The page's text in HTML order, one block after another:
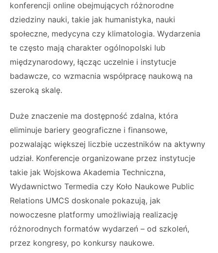
konferencji online obejmujących różnorodne
dziedziny nauki, takie jak humanistyka, nauki
społeczne, medycyna czy klimatologia. Wydarzenia
te często mają charakter ogólnopolski lub
międzynarodowy, łącząc uczelnie i instytucje
badawcze, co wzmacnia współpracę naukową na
szeroką skalę.
Duże znaczenie ma dostępność zdalna, która
eliminuje bariery geograficzne i finansowe,
pozwalając większej liczbie uczestników na aktywny
udział. Konferencje organizowane przez instytucje
takie jak Wojskowa Akademia Techniczna,
Wydawnictwo Termedia czy Koło Naukowe Public
Relations UMCS doskonale pokazują, jak
nowoczesne platformy umożliwiają realizację
różnorodnych formatów wydarzeń – od szkoleń,
przez kongresy, po konkursy naukowe.